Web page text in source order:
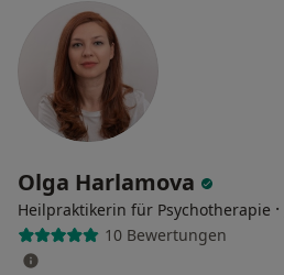
Olga Harlamova
Heilpraktikerin für Psychotherapie ·
10 Bewertungen